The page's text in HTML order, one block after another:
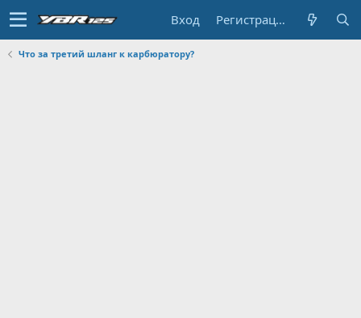
Вход Регистрация
Что за третий шланг к карбюратору?